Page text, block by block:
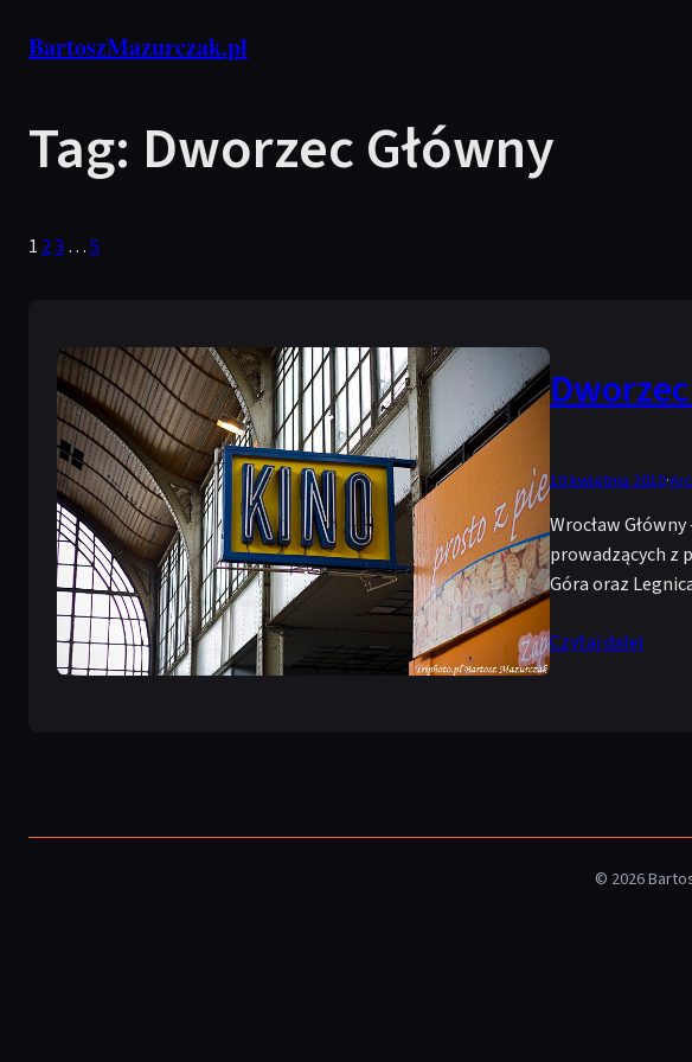
BartoszMazurczak.pl
Tag: Dworzec Główny
1 23 …5
10 kwietnia 2010·
Wrocław
prowadzących z
Góra oraz
Czytaj dalej
© 2026